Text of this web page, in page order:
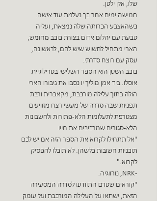
שלו, אלן ילטן.
חמישה ימים אחר כך נעלמת עוד אישה.
כשהאצבע הכרותה שלה נמצאת, ועליה
טבעת עם יהלום אדום בצורת כוכב מחומש,
הארי מתחיל לחשוש שיש להם, לראשונה,
עסק עם רוצח סדרתי.
כוכב השטן הוא הספר השלישי בטרילוגיית
אוסלו. ביד אמן מוליך יו נסבו את גיבורו הארי
הולה בתוך עלילה מורכבת, מקאברית ורבת
תפניות שבה סדרה של מעשי רצח מזוויעים
מצטרפת לתעלומות הלא-פתורות ולחשבונות
הלא-סגורים שמרכיבים את חייו.
"אל תתחילו לקרוא את הספר הזה אם יש לכם
תוכניות חשובות כלשהן. לא תוכלו להפסיק
לקרוא."
- NRK, נורווגיה.
"קוראים שטרם התוודעו לסדרה המסעירה
הזאת, ישתאו על העלילה המורכבת ועל עומק